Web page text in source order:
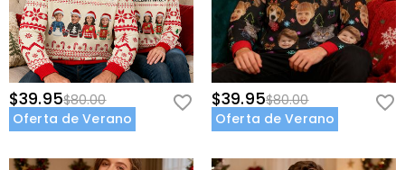
$39.95$80.00
Oferta de Verano
$39.95$80.00
Oferta de Verano